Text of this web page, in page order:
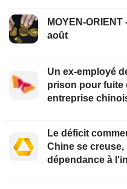
MOYEN-
août
Un ex-employé
prison pour fuite
entreprise
Le déficit
Chine se
dépendance à